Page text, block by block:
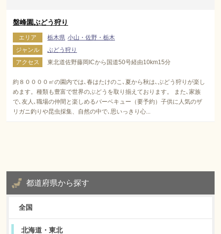
盤峰園ぶどう狩り
エリア 栃木県 小山・佐野・栃木
ジャンル
ぶどう狩り
アクセス
東北道佐野藤岡ICから国道50号経由10km15分
約８００００㎡の園内では､春はたけのこ､夏から秋は､ぶどう狩りが楽し
めます。種類も豊富で世界のぶどうを取り揃えております。 また､家族
で､友人､職場の仲間と楽しめるバーベキュー（要予約）子供に人気のザ
リガニ釣りや昆虫採集、自然の中で､思いっきり心...
都道府県から探す
全国
北海道・東北